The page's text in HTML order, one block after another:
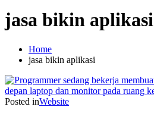
jasa bikin aplikasi
Home
jasa bikin aplikasi
Posted inWebsite